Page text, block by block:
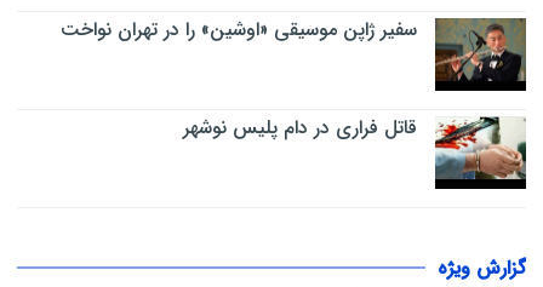
سفیر ژاپن موسیقی «اوشین» را در تهران نواخت
قاتل فراری در دام پلیس نوشهر
گزارش ویژه